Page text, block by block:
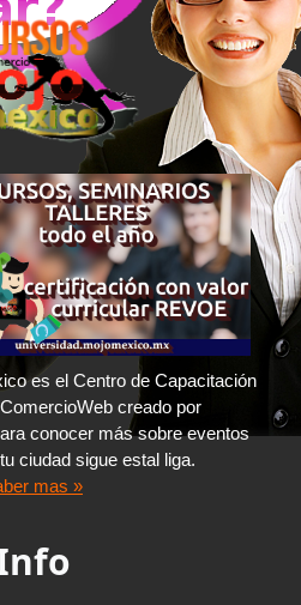
es el Centro de Capacitación
creado por
conocer más sobre eventos
ciudad sigue estal liga.
mas »